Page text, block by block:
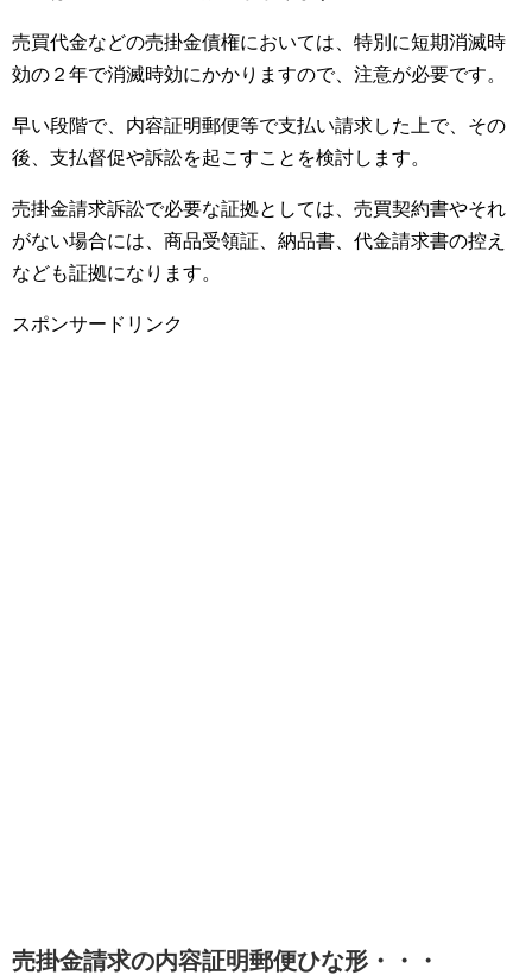
売買代金などの売掛金債権においては、特別に短期消滅時
効の２年で消滅時効にかかりますので、注意が必要です。
早い段階で、内容証明郵便等で支払い請求した上で、その
後、支払督促や訴訟を起こすことを検討します。
売掛金請求訴訟で必要な証拠としては、売買契約書やそれ
がない場合には、商品受領証、納品書、代金請求書の控え
なども証拠になります。
スポンサードリンク
売掛金請求の内容証明郵便ひな形・・・